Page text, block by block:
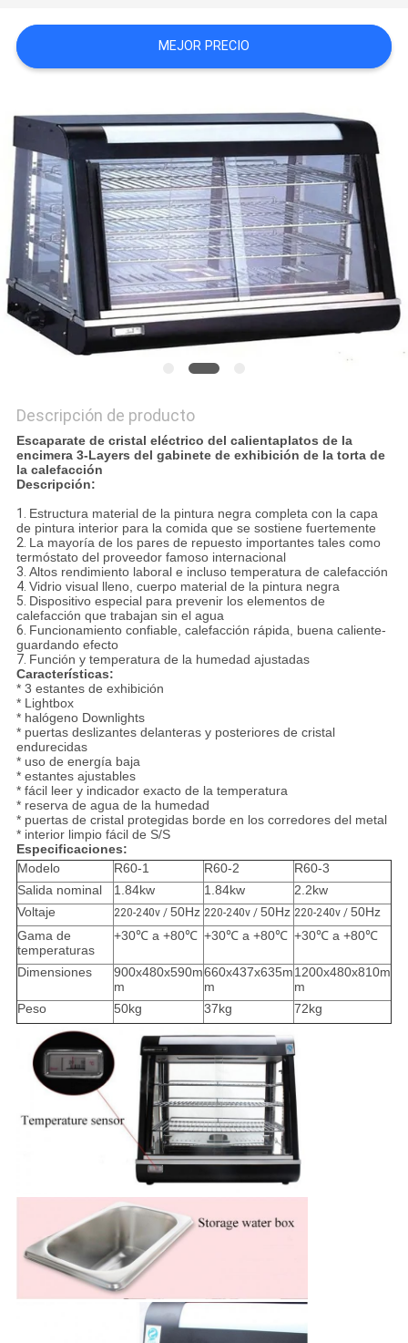
CASOS
MAPA
DEL
SITIO
PRIVACY
POLICY
MEJOR PRECIO
Descripción de producto
Escaparate de cristal eléctrico del calientaplatos de la
encimera 3-Layers del gabinete de exhibición de la torta de
la calefacción
Descripción:
1. Estructura material de la pintura negra completa con la capa
de pintura interior para la comida que se sostiene fuertemente
2. La mayoría de los pares de repuesto importantes tales como
termóstato del proveedor famoso internacional
3. Altos rendimiento laboral e incluso temperatura de calefacción
4. Vidrio visual lleno, cuerpo material de la pintura negra
5. Dispositivo especial para prevenir los elementos de
calefacción que trabajan sin el agua
6. Funcionamiento confiable, calefacción rápida, buena caliente-
guardando efecto
7. Función y temperatura de la humedad ajustadas
Características:
* 3 estantes de exhibición
* Lightbox
* halógeno Downlights
* puertas deslizantes delanteras y posteriores de cristal
endurecidas
* uso de energía baja
* estantes ajustables
* fácil leer y indicador exacto de la temperatura
* reserva de agua de la humedad
* puertas de cristal protegidas borde en los corredores del metal
* interior limpio fácil de S/S
Especificaciones:
Modelo
R60-1 R60-2
R60-3
Salida nominal
1.84kw 1.84kw
2.2kw
Voltaje
220-240v / 50Hz 220-240v / 50Hz 220-240v / 50Hz
Gama de
temperaturas
+30℃ a +80℃ +30℃ a +80℃ +30℃ a +80℃
Dimensiones
900x480x590m
m
660x437x635m
m
1200x480x810m
m
Peso
50kg 37kg 72kg